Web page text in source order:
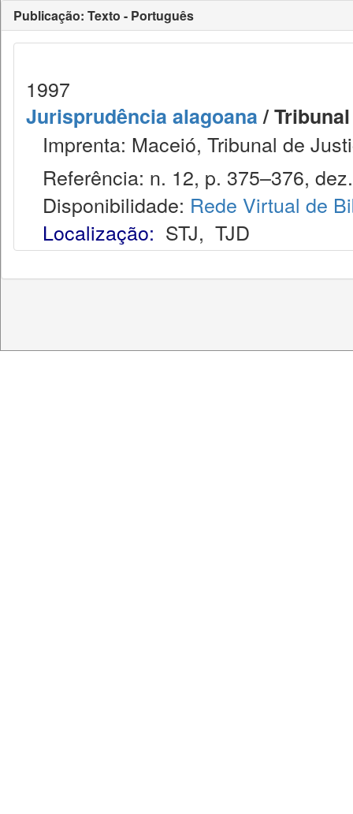
Publicação: Texto - Português
1997
Jurisprudência alagoana/
Imprenta: Maceió, Tribunal de
Referência: n. 12, p. 375–376,
Disponibilidade: Rede Virtual de
Localização: STJ, TJD